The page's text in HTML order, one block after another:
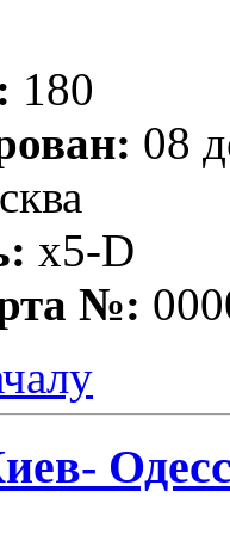
180
08
x5-D
№: